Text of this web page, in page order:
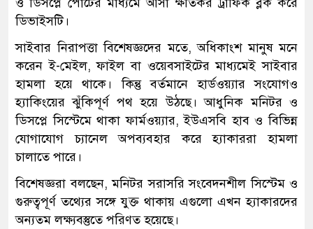
ও ডিসপ্লে পোর্টের মাধ্যমে আসা ক্ষতিকর ট্রাফিক ব্লক করে
ডিভাইসটি।
সাইবার নিরাপত্তা বিশেষজ্ঞদের মতে, অধিকাংশ মানুষ মনে
করেন ই-মেইল, ফাইল বা ওয়েবসাইটের মাধ্যমেই সাইবার
হামলা হয়ে থাকে। কিন্তু বর্তমানে হার্ডওয়্যার সংযোগও
হ্যাকিংয়ের ঝুঁকিপূর্ণ পথ হয়ে উঠছে। আধুনিক মনিটর ও
ডিসপ্লে সিস্টেমে থাকা ফার্মওয়্যার, ইউএসবি হাব ও বিভিন্ন
যোগাযোগ চ্যানেল অপব্যবহার করে হ্যাকাররা হামলা
চালাতে পারে।
বিশেষজ্ঞরা বলছেন, মনিটর সরাসরি সংবেদনশীল সিস্টেম ও
গুরুত্বপূর্ণ তথ্যের সঙ্গে যুক্ত থাকায় এগুলো এখন হ্যাকারদের
অন্যতম লক্ষ্যবস্তুতে পরিণত হয়েছে।